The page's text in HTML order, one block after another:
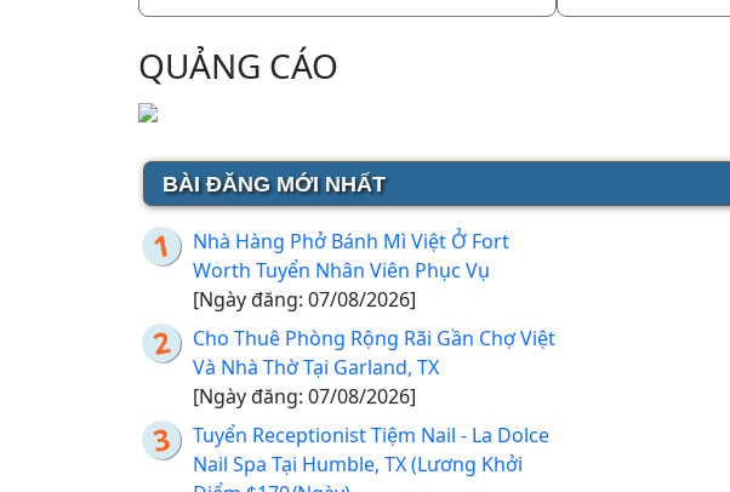
QUẢNG CÁO
BÀI ĐĂNG MỚI NHẤT
Nhà Hàng Phở Bánh Mì Việt Ở Fort
Worth Tuyển Nhân Viên Phục Vụ
[Ngày đăng: 07/08/2026]
Cho Thuê Phòng Rộng Rãi Gần Chợ Việt
Và Nhà Thờ Tại Garland, TX
[Ngày đăng: 07/08/2026]
Tuyển Receptionist Tiệm Nail - La Dolce
Nail Spa Tại Humble, TX (Lương Khởi